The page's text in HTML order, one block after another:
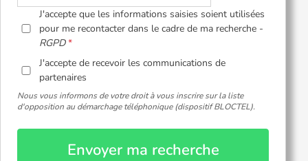
J'accepte que les informations saisies soient utilisées
pour me recontacter dans le cadre de ma recherche -
RGPD
J'accepte de recevoir les communications de
partenaires
Nous vous informons de votre droit à vous inscrire sur la liste
d'opposition au démarchage téléphonique (dispositif BLOCTEL).
Envoyer ma recherche